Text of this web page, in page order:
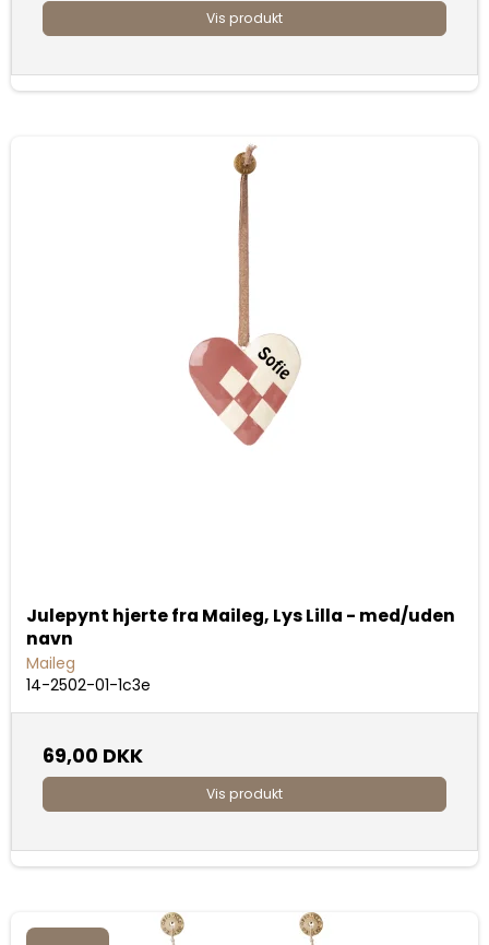
Vis produkt
Julepynt hjerte fra Maileg, Lys Lilla - med/uden
navn
Maileg
14-2502-01-1c3e
69,00 DKK
Vis produkt